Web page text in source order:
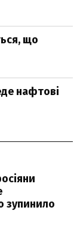
що
нафтові
зупинило